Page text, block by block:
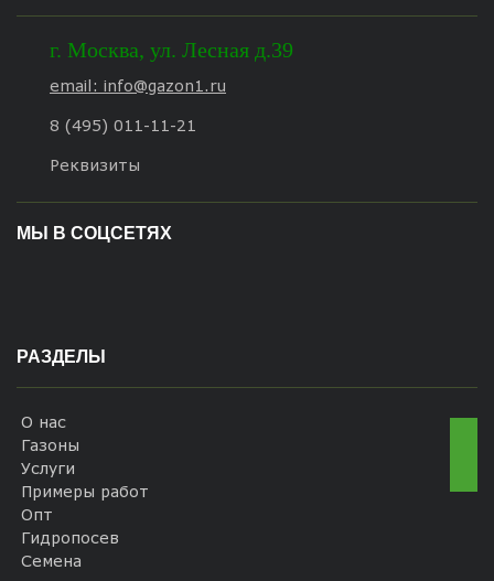
г. Москва, ул. Лесная д.39
email: info@gazon1.ru
8 (495) 011-11-21
Реквизиты
МЫ В СОЦСЕТЯХ
РАЗДЕЛЫ
О нас
Газоны
Услуги
Примеры работ
Опт
Гидропосев
Семена